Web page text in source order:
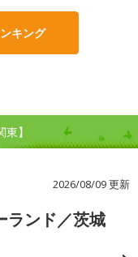
キング
】
2026/08/09 更新
ランド／茨城